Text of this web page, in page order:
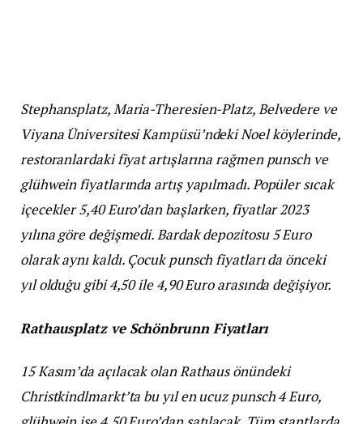
Stephansplatz, Maria-Theresien-Platz, Belvedere ve
Viyana Üniversitesi Kampüsü’ndeki Noel köylerinde,
restoranlardaki fiyat artışlarına rağmen punsch ve
glühwein fiyatlarında artış yapılmadı. Popüler sıcak
içecekler 5,40 Euro’dan başlarken, fiyatlar 2023
yılına göre değişmedi. Bardak depozitosu 5 Euro
olarak aynı kaldı. Çocuk punsch fiyatları da önceki
yıl olduğu gibi 4,50 ile 4,90 Euro arasında değişiyor.
Rathausplatz ve Schönbrunn Fiyatları
15 Kasım’da açılacak olan Rathaus önündeki
Christkindlmarkt’ta bu yıl en ucuz punsch 4 Euro,